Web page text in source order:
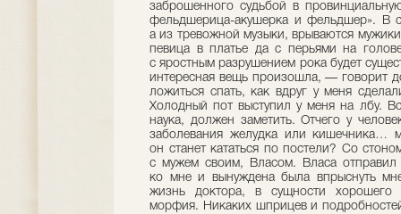
заброшенного судьбой в
фельдшерица-акушерка и фельдшер». В
а из тревожной музыки, врываются
певица в платье да с перьями на
с яростным разрушением рока будет
интересная вещь произошла, — говорит
ложиться спать, как вдруг у меня
Холодный пот выступил у меня на лбу.
наука, должен заметить. Отчего у
заболевания желудка или кишечника…
он станет кататься по постели? Со
с мужем своим, Власом. Власа
ко мне и вынуждена была впрыснуть
жизнь доктора, в сущности хорошего
морфия. Никаких шприцев и